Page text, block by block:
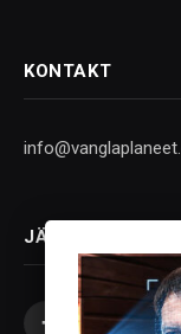
KONTAKT
JÄLGI